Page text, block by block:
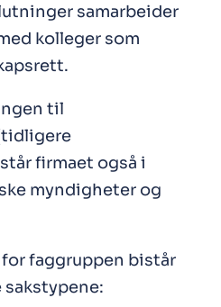
samarbeider
kolleger som
til
firmaet også i
myndigheter og
faggruppen bistår